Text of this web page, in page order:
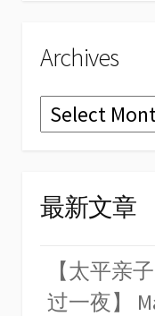
Archives
Archives
最新文章
【太平亲
过一夜】